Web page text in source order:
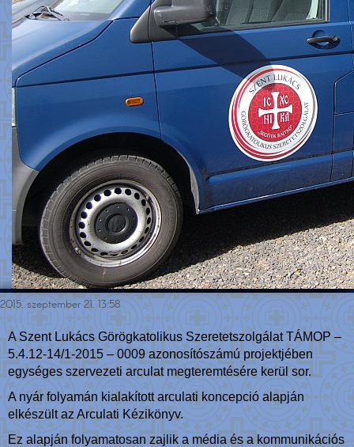
2015. szeptember 21. 13:58
A Szent Lukács Görögkatolikus Szeretetszolgálat TÁMOP –
5.4.12-14/1-2015 – 0009 azonosítószámú projektjében
egységes szervezeti arculat megteremtésére kerül sor.
A nyár folyamán kialakított arculati koncepció alapján
elkészült az Arculati Kézikönyv.
Ez alapján folyamatosan zajlik a média és a kommunikációs